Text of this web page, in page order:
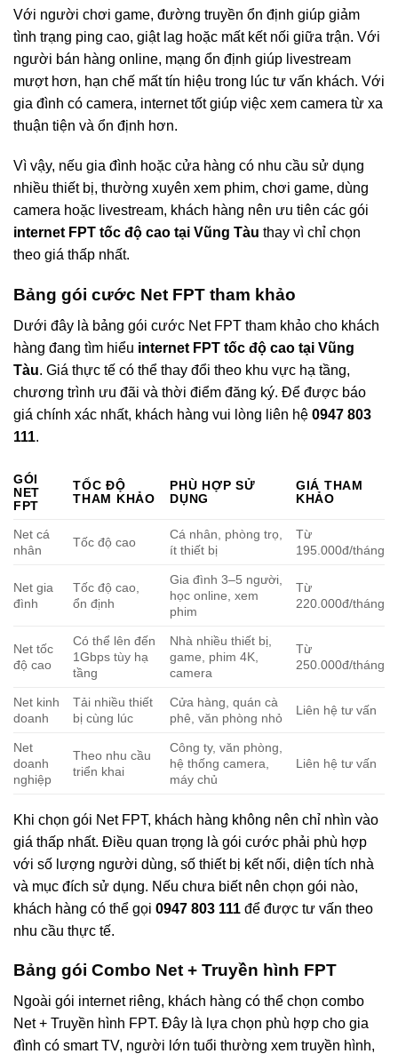
Với người chơi game, đường truyền ổn định giúp giảm
tình trạng ping cao, giật lag hoặc mất kết nối giữa trận. Với
người bán hàng online, mạng ổn định giúp livestream
mượt hơn, hạn chế mất tín hiệu trong lúc tư vấn khách. Với
gia đình có camera, internet tốt giúp việc xem camera từ xa
thuận tiện và ổn định hơn.
Vì vậy, nếu gia đình hoặc cửa hàng có nhu cầu sử dụng
nhiều thiết bị, thường xuyên xem phim, chơi game, dùng
camera hoặc livestream, khách hàng nên ưu tiên các gói
internet FPT tốc độ cao tại Vũng Tàu thay vì chỉ chọn
theo giá thấp nhất.
Bảng gói cước Net FPT tham khảo
Dưới đây là bảng gói cước Net FPT tham khảo cho khách
hàng đang tìm hiểu internet FPT tốc độ cao tại Vũng
Tàu. Giá thực tế có thể thay đổi theo khu vực hạ tầng,
chương trình ưu đãi và thời điểm đăng ký. Để được báo
giá chính xác nhất, khách hàng vui lòng liên hệ 0947 803
111.
GÓI
NET
FPT
TỐC ĐỘ
THAM KHẢO
PHÙ HỢP SỬ
DỤNG
GIÁ THAM
KHẢO
Net cá
nhân
Tốc độ cao
Cá nhân, phòng trọ,
ít thiết bị
Từ
195.000đ/tháng
Net gia
đình
Tốc độ cao,
ổn định
Gia đình 3–5 người,
học online, xem
phim
Từ
220.000đ/tháng
Net tốc
độ cao
Có thể lên đến
1Gbps tùy hạ
tầng
Nhà nhiều thiết bị,
game, phim 4K,
camera
Từ
250.000đ/tháng
Net kinh
doanh
Tải nhiều thiết
bị cùng lúc
Cửa hàng, quán cà
phê, văn phòng nhỏ
Liên hệ tư vấn
Net
doanh
nghiệp
Theo nhu cầu
triển khai
Công ty, văn phòng,
hệ thống camera,
máy chủ
Liên hệ tư vấn
Khi chọn gói Net FPT, khách hàng không nên chỉ nhìn vào
giá thấp nhất. Điều quan trọng là gói cước phải phù hợp
với số lượng người dùng, số thiết bị kết nối, diện tích nhà
và mục đích sử dụng. Nếu chưa biết nên chọn gói nào,
khách hàng có thể gọi 0947 803 111 để được tư vấn theo
nhu cầu thực tế.
Bảng gói Combo Net + Truyền hình FPT
Ngoài gói internet riêng, khách hàng có thể chọn combo
Net + Truyền hình FPT. Đây là lựa chọn phù hợp cho gia
đình có smart TV, người lớn tuổi thường xem truyền hình,